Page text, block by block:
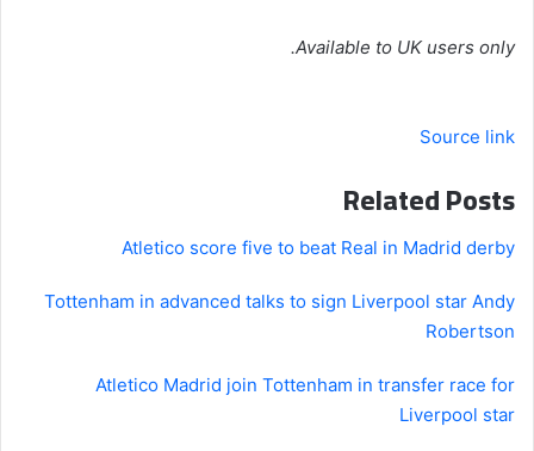
Available to UK users only.
Source link
Related Posts
Atletico score five to beat Real in Madrid derby
Tottenham in advanced talks to sign Liverpool star Andy
Robertson
Atletico Madrid join Tottenham in transfer race for
Liverpool star